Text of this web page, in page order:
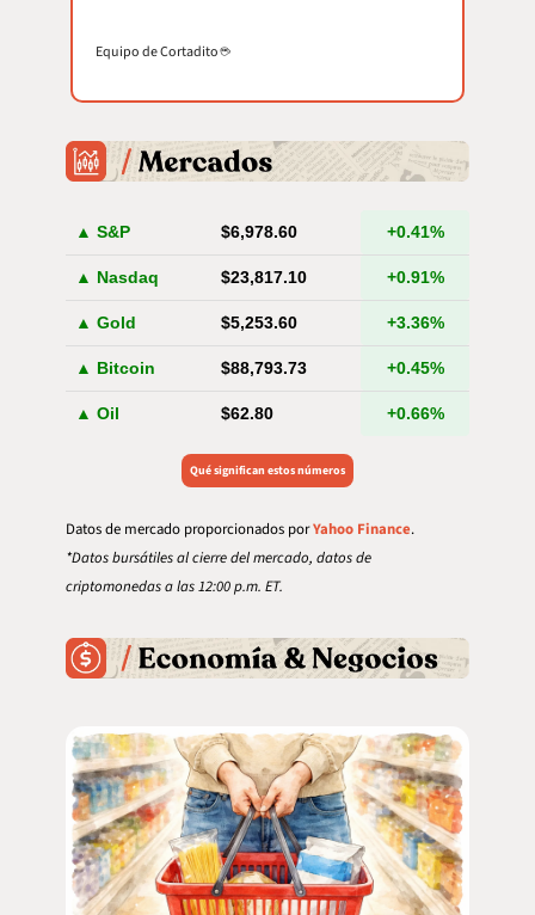
Equipo de Cortadito ☕️
▲ S&P $6,978.60 +0.41%
▲ Nasdaq $23,817.10 +0.91%
▲ Gold $5,253.60 +3.36%
▲ Bitcoin $88,793.73 +0.45%
▲ Oil $62.80 +0.66%
Qué significan estos números
Datos de mercado proporcionados por Yahoo Finance.
*Datos bursátiles al cierre del mercado, datos de
criptomonedas a las 12:00 p.m. ET.